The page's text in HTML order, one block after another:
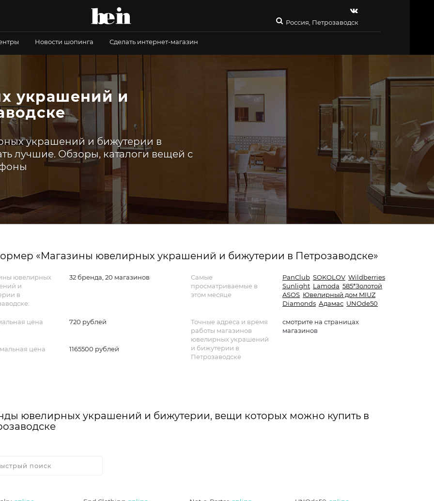
Россия, Петрозаводск
Новости шопинга Сделать интернет-магазин
украшений и
украшений и бижутерии в
лучшие. Обзоры, каталоги вещей с
«Магазины ювелирных украшений и бижутерии в Петрозаводске»
ювелирных
и
в
32 бренда, 20 магазинов
цена
720 рублей
цена
1165500 рублей
Самые
просматриваемые в
этом месяце
PanClub SOKOLOV Wildberries
Sunlight Lamoda 585*Золотой
ASOS Ювелирный дом MIUZ
Diamonds Адамас UNOde50
Точные адреса и время
работы магазинов
ювелирных украшений
и бижутерии в
Петрозаводске
смотрите на страницах
магазинов
ювелирных украшений и бижутерии, вещи которых можно купить в